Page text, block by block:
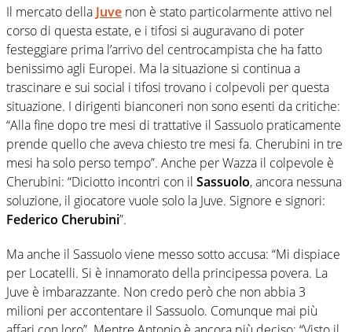
Il mercato della Juve non è stato particolarmente attivo nel
corso di questa estate, e i tifosi si auguravano di poter
festeggiare prima l’arrivo del centrocampista che ha fatto
benissimo agli Europei. Ma la situazione si continua a
trascinare e sui social i tifosi trovano i colpevoli per questa
situazione. I dirigenti bianconeri non sono esenti da critiche:
“Alla fine dopo tre mesi di trattative il Sassuolo praticamente
prende quello che aveva chiesto tre mesi fa. Cherubini in tre
mesi ha solo perso tempo”. Anche per Wazza il colpevole è
Cherubini: “Diciotto incontri con il Sassuolo, ancora nessuna
soluzione, il giocatore vuole solo la Juve. Signore e signori:
Federico Cherubini”.
Ma anche il Sassuolo viene messo sotto accusa: “Mi dispiace
per Locatelli. Si è innamorato della principessa povera. La
Juve è imbarazzante. Non credo però che non abbia 3
milioni per accontentare il Sassuolo. Comunque mai più